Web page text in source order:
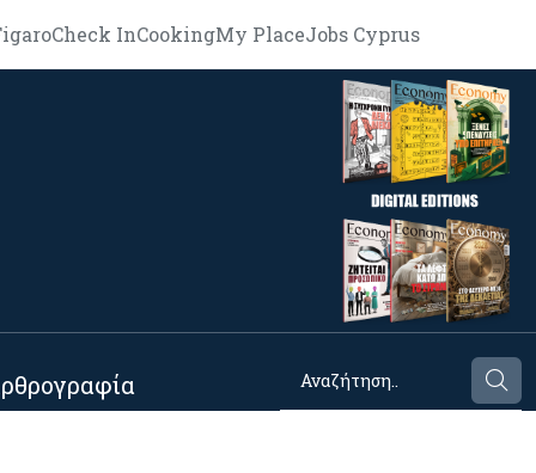
Check InCookingMy PlaceJobs Cyprus